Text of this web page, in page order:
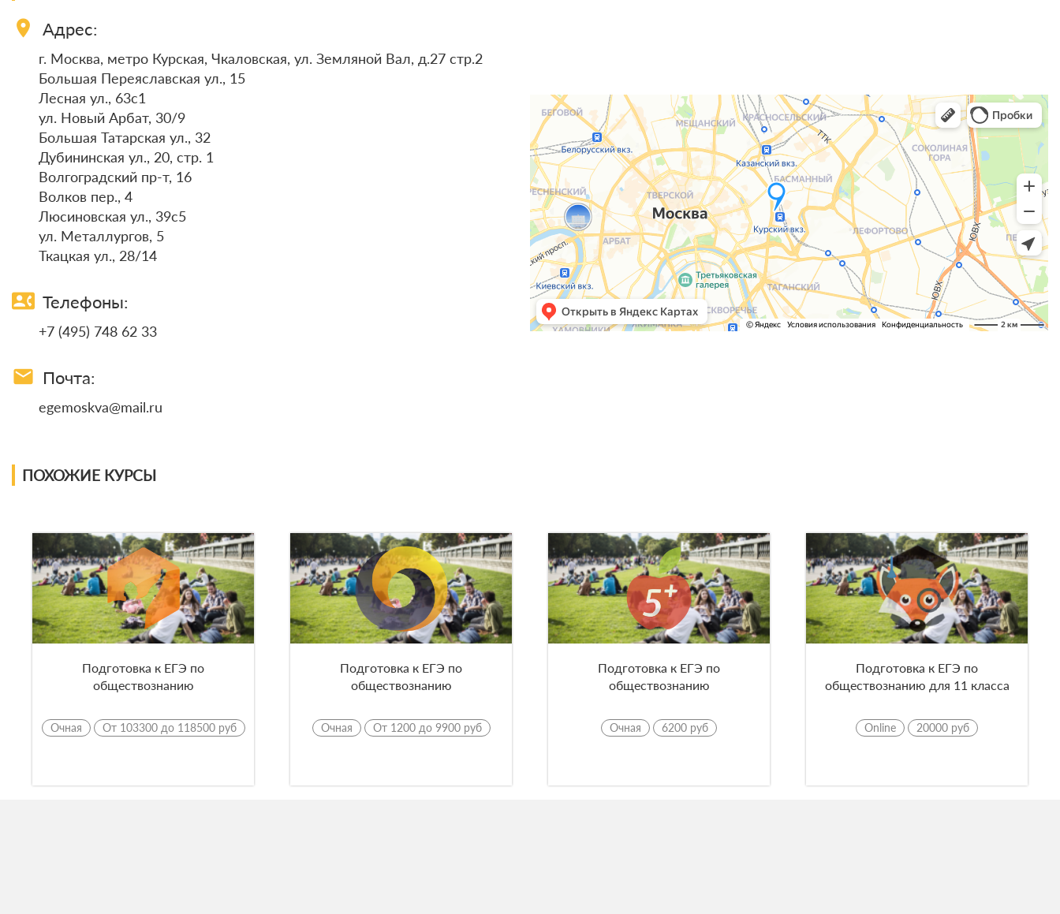
location_on Адрес:
г. Москва, метро Курская, Чкаловская, ул. Земляной Вал, д.27 стр.2
Большая Переяславская ул., 15
Лесная ул., 63с1
ул. Новый Арбат, 30/9
Большая Татарская ул., 32
Дубининская ул., 20, стр. 1
Волгоградский пр-т, 16
Волков пер., 4
Люсиновская ул., 39с5
ул. Металлургов, 5
Ткацкая ул., 28/14
contact_phone Телефоны:
+7 (495) 748 62 33
email Почта:
egemoskva@mail.ru
ПОХОЖИЕ КУРСЫ
Подготовка к ЕГЭ по
обществознанию
Очная От 103300 до 118500 руб
Подготовка к ЕГЭ по
обществознанию
Очная От 1200 до 9900 руб
Подготовка к ЕГЭ по
обществознанию
Очная 6200 руб
Подготовка к ЕГЭ по
обществознанию для 11 класса
Online 20000 руб